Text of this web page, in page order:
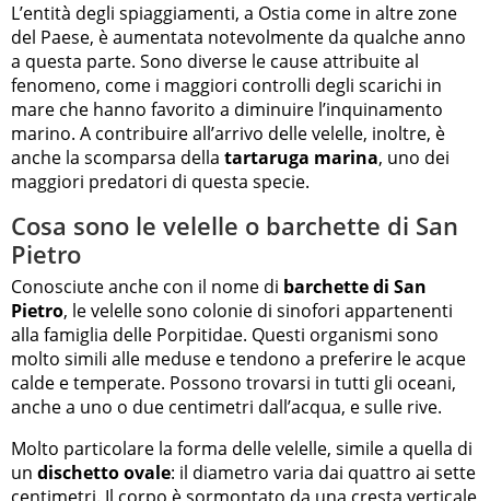
L’entità degli spiaggiamenti, a Ostia come in altre zone
del Paese, è aumentata notevolmente da qualche anno
a questa parte. Sono diverse le cause attribuite al
fenomeno, come i maggiori controlli degli scarichi in
mare che hanno favorito a diminuire l’inquinamento
marino. A contribuire all’arrivo delle velelle, inoltre, è
anche la scomparsa della tartaruga marina, uno dei
maggiori predatori di questa specie.
Cosa sono le velelle o barchette di San
Pietro
Conosciute anche con il nome di barchette di San
Pietro, le velelle sono colonie di sinofori appartenenti
alla famiglia delle Porpitidae. Questi organismi sono
molto simili alle meduse e tendono a preferire le acque
calde e temperate. Possono trovarsi in tutti gli oceani,
anche a uno o due centimetri dall’acqua, e sulle rive.
Molto particolare la forma delle velelle, simile a quella di
un dischetto ovale: il diametro varia dai quattro ai sette